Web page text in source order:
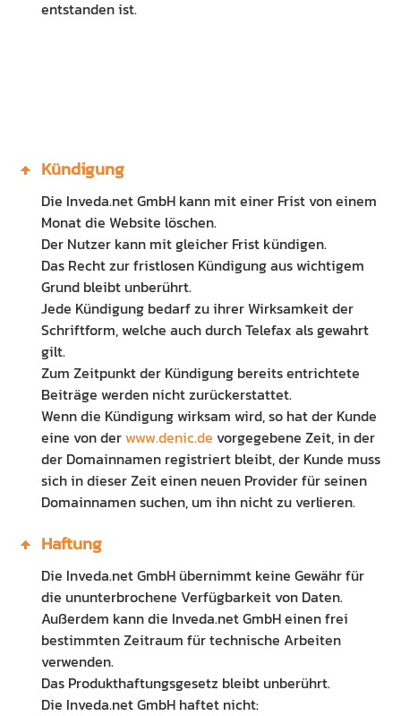
entstanden ist.
Kündigung
Die Inveda.net GmbH kann mit einer Frist von einem
Monat die Website löschen.
Der Nutzer kann mit gleicher Frist kündigen.
Das Recht zur fristlosen Kündigung aus wichtigem
Grund bleibt unberührt.
Jede Kündigung bedarf zu ihrer Wirksamkeit der
Schriftform, welche auch durch Telefax als gewahrt
gilt.
Zum Zeitpunkt der Kündigung bereits entrichtete
Beiträge werden nicht zurückerstattet.
Wenn die Kündigung wirksam wird, so hat der Kunde
eine von derwww.denic.de vorgegebene Zeit, in der
der Domainnamen registriert bleibt, der Kunde muss
sich in dieser Zeit einen neuen Provider für seinen
Domainnamen suchen, um ihn nicht zu verlieren.
Haftung
Die Inveda.net GmbH übernimmt keine Gewähr für
die ununterbrochene Verfügbarkeit von Daten.
Außerdem kann die Inveda.net GmbH einen frei
bestimmten Zeitraum für technische Arbeiten
verwenden.
Das Produkthaftungsgesetz bleibt unberührt.
Die Inveda.net GmbH haftet nicht: